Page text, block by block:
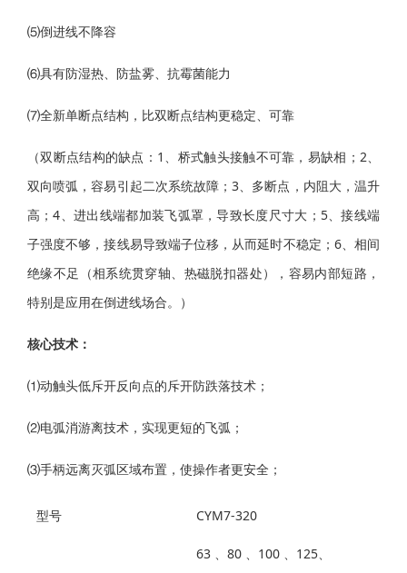
⑸倒进线不降容
⑹具有防湿热、防盐雾、抗霉菌能力
⑺全新单断点结构，比双断点结构更稳定、可靠
（双断点结构的缺点：1、桥式触头接触不可靠，易缺相；2、
双向喷弧，容易引起二次系统故障；3、多断点，内阻大，温升
高；4、进出线端都加装飞弧罩，导致长度尺寸大；5、接线端
子强度不够，接线易导致端子位移，从而延时不稳定；6、相间
绝缘不足（相系统贯穿轴、热磁脱扣器处），容易内部短路，
特别是应用在倒进线场合。）
核心技术：
⑴动触头低斥开反向点的斥开防跌落技术；
⑵电弧消游离技术，实现更短的飞弧；
⑶手柄远离灭弧区域布置，使操作者更安全；
型号 CYM7-320
63 、80 、100 、125、